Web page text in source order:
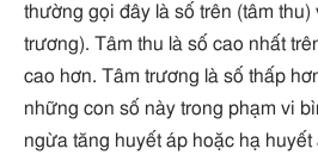
thường gọi đây là số trên (tâm thu)
trương). Tâm thu là số cao nhất
cao hơn. Tâm trương là số thấp
những con số này trong phạm vi
ngừa tăng huyết áp hoặc hạ huyết